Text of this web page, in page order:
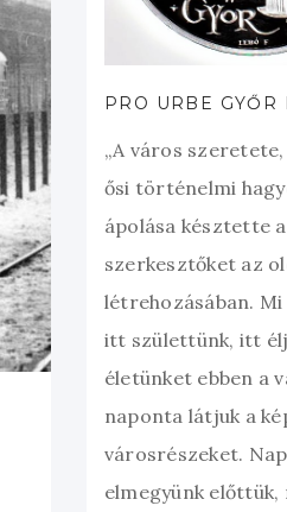
PRO URBE GYŐR
„A város
ősi történelmi
ápolása késztette a
szerkesztőket az
létrehozásában. Mi
itt születtünk, itt
életünket ebben a
naponta látjuk a
városrészeket.
elmegyünk előttük,